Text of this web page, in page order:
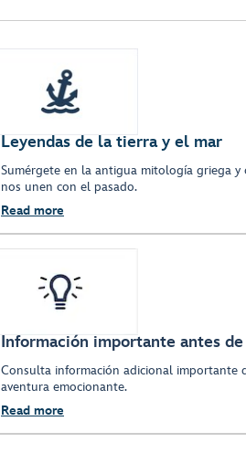
Leyendas de la tierra y el mar
Sumérgete en la antigua mitología griega
nos unen con el pasado.
Read more
Información importante antes
Consulta información adicional importante
aventura emocionante.
Read more